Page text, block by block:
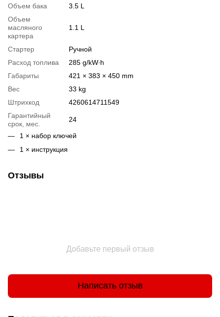
Объем бака
3.5 L
Объем
масляного
картера
1.1 L
Стартер
Ручной
Расход топлива
285 g/kW∙h
Габариты
421 × 383 × 450 mm
Вес
33 kg
Штрихкод
4260614711549
Гарантийный
срок, мес.
24
1 × набор ключей
1 × инструкция
Отзывы
Добавьте первый отзыв
Написать отзыв